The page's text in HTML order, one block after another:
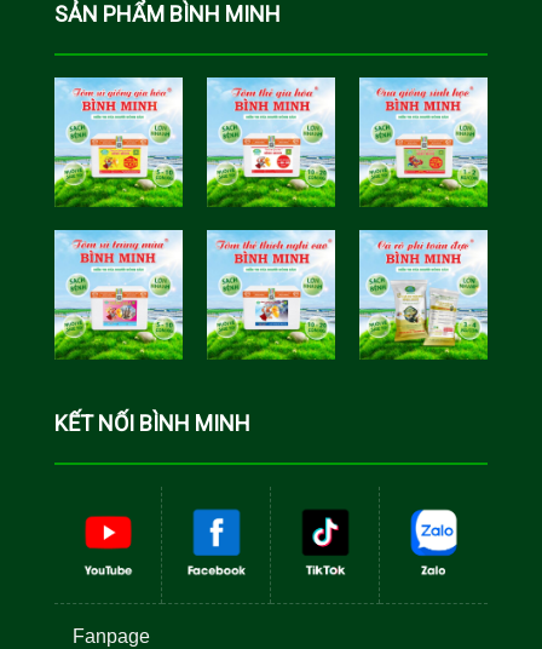
SẢN PHẨM BÌNH MINH
Hóa Bình
Minh
Học Bình
Minh
KẾT NỐI BÌNH MINH
Fanpage